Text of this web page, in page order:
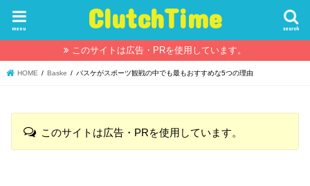
ClutchTime search
menu
このサイトは広告・PRを使用しています。
HOME Baske バスケがスポーツ観戦の中でも最もおすすめな5つの理由
このサイトは広告・PRを使用しています。